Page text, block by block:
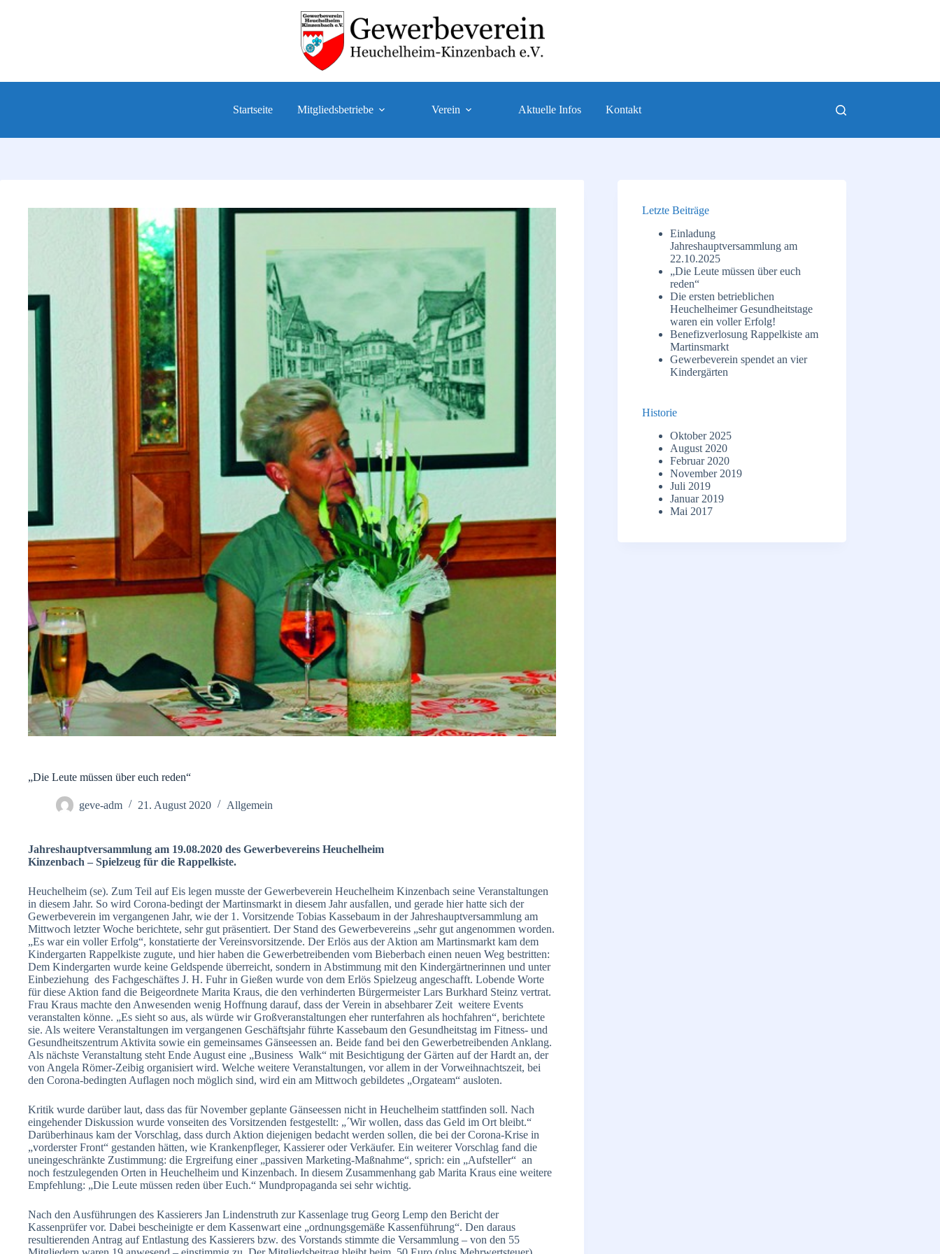
Startseite Mitgliedsbetriebe Verein Aktuelle Infos Kontakt
„Die Leute müssen über euch reden“
geve-adm 21. August 2020 Allgemein
Jahreshauptversammlung am 19.08.2020 des Gewerbevereins Heuchelheim
Kinzenbach – Spielzeug für die Rappelkiste.
Heuchelheim (se). Zum Teil auf Eis legen musste der Gewerbeverein Heuchelheim Kinzenbach seine Veranstaltungen
in diesem Jahr. So wird Corona-bedingt der Martinsmarkt in diesem Jahr ausfallen, und gerade hier hatte sich der
Gewerbeverein im vergangenen Jahr, wie der 1. Vorsitzende Tobias Kassebaum in der Jahreshauptversammlung am
Mittwoch letzter Woche berichtete, sehr gut präsentiert. Der Stand des Gewerbevereins „sehr gut angenommen worden.
„Es war ein voller Erfolg“, konstatierte der Vereinsvorsitzende. Der Erlös aus der Aktion am Martinsmarkt kam dem
Kindergarten Rappelkiste zugute, und hier haben die Gewerbetreibenden vom Bieberbach einen neuen Weg bestritten:
Dem Kindergarten wurde keine Geldspende überreicht, sondern in Abstimmung mit den Kindergärtnerinnen und unter
Einbeziehung des Fachgeschäftes J. H. Fuhr in Gießen wurde von dem Erlös Spielzeug angeschafft. Lobende Worte
für diese Aktion fand die Beigeordnete Marita Kraus, die den verhinderten Bürgermeister Lars Burkhard Steinz vertrat.
Frau Kraus machte den Anwesenden wenig Hoffnung darauf, dass der Verein in absehbarer Zeit weitere Events
veranstalten könne. „Es sieht so aus, als würde wir Großveranstaltungen eher runterfahren als hochfahren“, berichtete
sie. Als weitere Veranstaltungen im vergangenen Geschäftsjahr führte Kassebaum den Gesundheitstag im Fitness- und
Gesundheitszentrum Aktivita sowie ein gemeinsames Gänseessen an. Beide fand bei den Gewerbetreibenden Anklang.
Als nächste Veranstaltung steht Ende August eine „Business Walk“ mit Besichtigung der Gärten auf der Hardt an, der
von Angela Römer-Zeibig organisiert wird. Welche weitere Veranstaltungen, vor allem in der Vorweihnachtszeit, bei
den Corona-bedingten Auflagen noch möglich sind, wird ein am Mittwoch gebildetes „Orgateam“ ausloten.
Kritik wurde darüber laut, dass das für November geplante Gänseessen nicht in Heuchelheim stattfinden soll. Nach
eingehender Diskussion wurde vonseiten des Vorsitzenden festgestellt: „´Wir wollen, dass das Geld im Ort bleibt.“
Darüberhinaus kam der Vorschlag, dass durch Aktion diejenigen bedacht werden sollen, die bei der Corona-Krise in
„vorderster Front“ gestanden hätten, wie Krankenpfleger, Kassierer oder Verkäufer. Ein weiterer Vorschlag fand die
uneingeschränkte Zustimmung: die Ergreifung einer „passiven Marketing-Maßnahme“, sprich: ein „Aufsteller“ an
noch festzulegenden Orten in Heuchelheim und Kinzenbach. In diesem Zusammenhang gab Marita Kraus eine weitere
Empfehlung: „Die Leute müssen reden über Euch.“ Mundpropaganda sei sehr wichtig.
Nach den Ausführungen des Kassierers Jan Lindenstruth zur Kassenlage trug Georg Lemp den Bericht der
Kassenprüfer vor. Dabei bescheinigte er dem Kassenwart eine „ordnungsgemäße Kassenführung“. Den daraus
resultierenden Antrag auf Entlastung des Kassierers bzw. des Vorstands stimmte die Versammlung – von den 55
Letzte Beiträge
Einladung
Jahreshauptversammlung am
22.10.2025
„Die Leute müssen über euch
reden“
Die ersten betrieblichen
Heuchelheimer Gesundheitstage
waren ein voller Erfolg!
Benefizverlosung Rappelkiste am
Martinsmarkt
Gewerbeverein spendet an vier
Kindergärten
Historie
Oktober 2025
August 2020
Februar 2020
November 2019
Juli 2019
Januar 2019
Mai 2017